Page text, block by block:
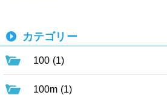
カテゴリー
100 (1)
100m (1)